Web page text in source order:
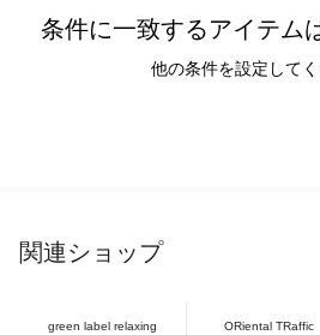
条件に一致するアイテム
他の条件を設定してく
関連ショップ
green label relaxing
ORiental TRaffic